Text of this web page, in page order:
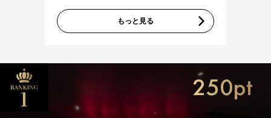
もっと見る
250pt